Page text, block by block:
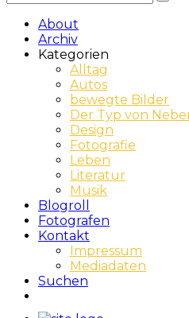
About
Archiv
Kategorien
Alltag
Autos
bewegte Bilder
Der Typ von
Design
Fotografie
Leben
Literatur
Musik
Blogroll
Fotografen
Kontakt
Impressum
Mediadaten
Suchen